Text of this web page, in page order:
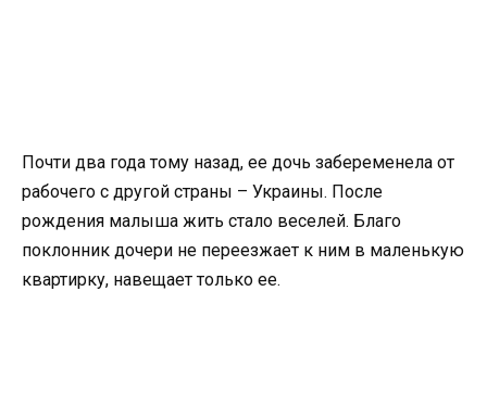
Почти два года тому назад, ее дочь забеременела от
рабочего с другой страны – Украины. После
рождения малыша жить стало веселей. Благо
поклонник дочери не переезжает к ним в маленькую
квартирку, навещает только ее.